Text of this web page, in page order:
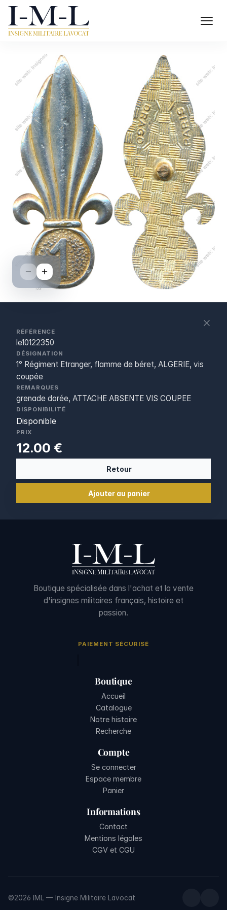
RÉFÉRENCE
le10122350
DÉSIGNATION
1° Régiment Etranger, flamme de béret, ALGERIE, vis
coupée
REMARQUES
grenade dorée, ATTACHE ABSENTE VIS COUPEE
DISPONIBILITÉ
Disponible
PRIX
12.00 €
Retour
Ajouter au panier
Boutique spécialisée dans l'achat et la vente
d'insignes militaires français, histoire et
passion.
PAIEMENT SÉCURISÉ
Boutique
Accueil
Catalogue
Notre histoire
Recherche
Compte
Se connecter
Espace membre
Panier
Informations
Contact
Mentions légales
CGV et CGU
©2026 IML — Insigne Militaire Lavocat